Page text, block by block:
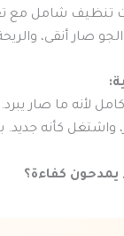
شامل مع
صار أنقى،
لأنه ما صار
واشتغل كأنه جديد.
يمدحون كفاءة؟